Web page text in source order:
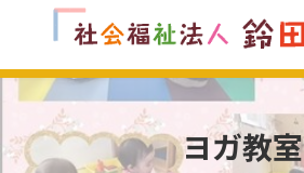
ン
ス
キ
ー
ン
に
ヨガ教室